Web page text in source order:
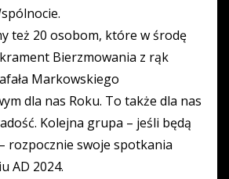
też 20 osobom, które w środę
Bierzmowania z rąk
Markowskiego
dla nas Roku. To także dla nas
Kolejna grupa – jeśli będą
rozpocznie swoje spotkania
AD 2024.